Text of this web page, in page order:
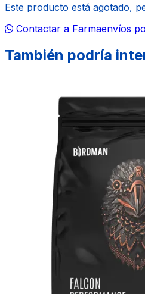
Este producto está agotado,
Contactar a Farmaenvíos
También podría